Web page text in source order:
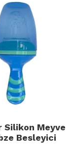
Silikon Meyve
Besleyici